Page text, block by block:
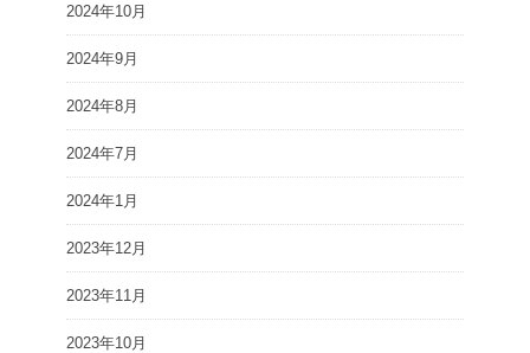
2024年10月
2024年9月
2024年8月
2024年7月
2024年1月
2023年12月
2023年11月
2023年10月